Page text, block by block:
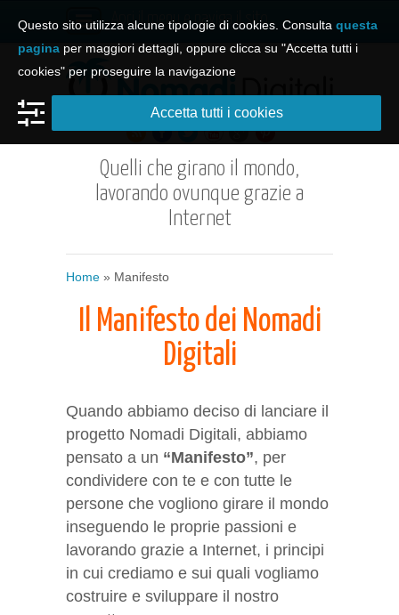
Apri il menu e naviga il sito
Quelli che girano il mondo,
lavorando ovunque grazie a
Internet
Home » Manifesto
Il Manifesto dei Nomadi
Digitali
Quando abbiamo deciso di lanciare il
progetto Nomadi Digitali, abbiamo
pensato a un “Manifesto”, per
condividere con te e con tutte le
persone che vogliono girare il mondo
inseguendo le proprie passioni e
lavorando grazie a Internet, i principi
in cui crediamo e sui quali vogliamo
costruire e sviluppare il nostro
Questo sito utilizza alcune tipologie di cookies. Consulta questa
pagina per maggiori dettagli, oppure clicca su "Accetta tutti i
cookies" per proseguire la navigazione
Accetta tutti i cookies